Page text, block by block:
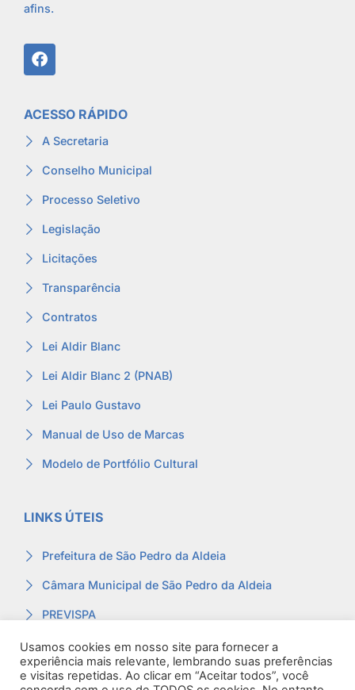
afins.
ACESSO RÁPIDO
A Secretaria
Conselho Municipal
Processo Seletivo
Legislação
Licitações
Transparência
Contratos
Lei Aldir Blanc
Lei Aldir Blanc 2 (PNAB)
Lei Paulo Gustavo
Manual de Uso de Marcas
Modelo de Portfólio Cultural
LINKS ÚTEIS
Prefeitura de São Pedro da Aldeia
Câmara Municipal de São Pedro da Aldeia
PREVISPA
Ouvidoria
Contracheque
Usamos cookies em nosso site para fornecer a
experiência mais relevante, lembrando suas preferências
e visitas repetidas. Ao clicar em “Aceitar todos”, você